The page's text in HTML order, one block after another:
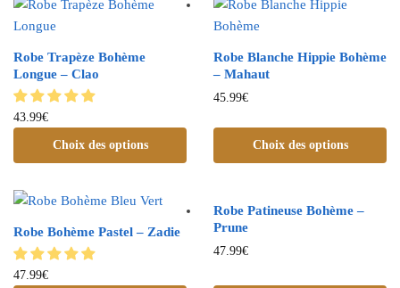
Robe Trapèze Bohème
Longue – Clao
43.99€
Choix des options
Robe Blanche Hippie Bohème
– Mahaut
45.99€
Choix des options
Robe Bohème Pastel – Zadie
47.99€
Robe Patineuse Bohème –
Prune
47.99€